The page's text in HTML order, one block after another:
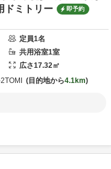
ドミトリー
即予約
定員1名
共用浴室1室
広さ17.32㎡
TOMI 目的地から4.1km